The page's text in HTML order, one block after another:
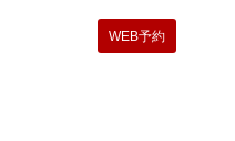
WEB予約